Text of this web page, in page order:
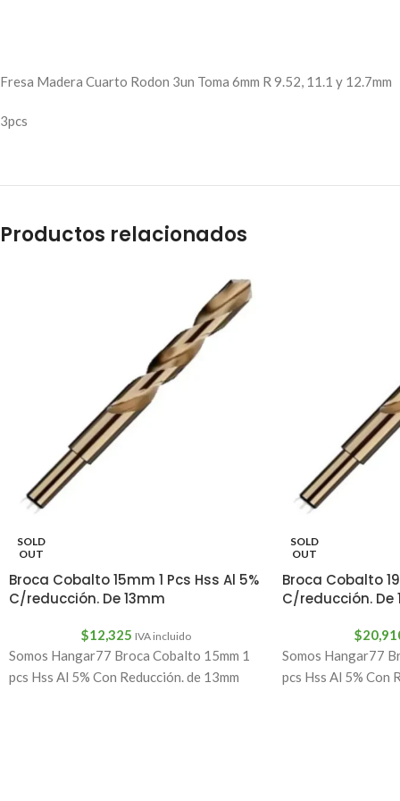
Fresa Madera Cuarto Rodon 3un Toma 6mm R 9.52, 11.1 y 12.7mm
3pcs
Productos relacionados
SOLD
OUT
Broca Cobalto 15mm 1 Pcs Hss Al 5%
C/reducción. De 13mm
$12,325 IVA incluido
Somos Hangar77 Broca Cobalto 15mm 1
pcs Hss Al 5% Con Reducción. de 13mm
SOLD
OUT
Broca Cobalto
C/reducción. De
$
Somos Hangar77
pcs Hss Al 5% Con